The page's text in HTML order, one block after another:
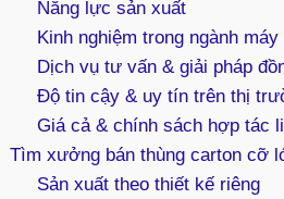
Năng lực sản xuất
Kinh nghiệm trong ngành máy
Dịch vụ tư vấn & giải pháp
Độ tin cậy & uy tín trên thị
Giá cả & chính sách hợp tác
Tìm xưởng bán thùng carton cỡ
Sản xuất theo thiết kế riêng